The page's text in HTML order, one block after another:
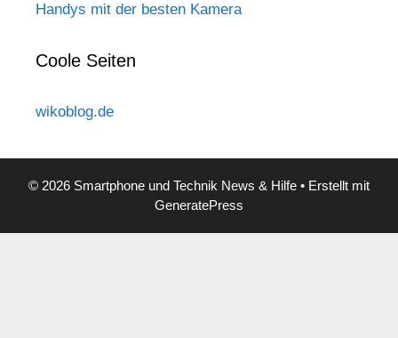
Handys mit der besten Kamera
Coole Seiten
wikoblog.de
© 2026 Smartphone und Technik News & Hilfe • Erstellt mit
GeneratePress